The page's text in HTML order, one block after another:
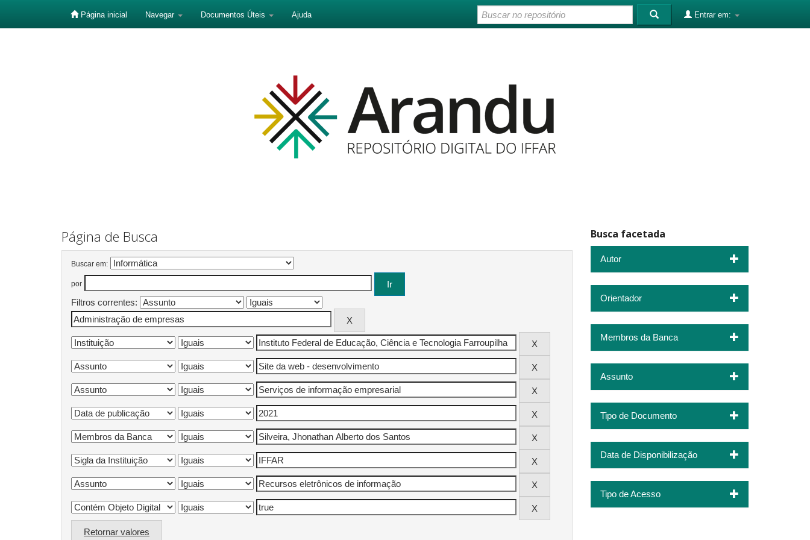
Página inicial Navegar Documentos Úteis Ajuda Entrar em:
Página de Busca
Buscar em:
por
Filtros correntes:
Retornar valores
Busca facetada
Autor
Orientador
Membros da Banca
Assunto
Tipo de Documento
Data de Disponibilização
Tipo de Acesso